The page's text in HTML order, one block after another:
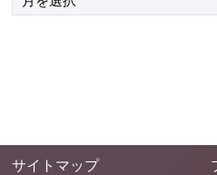
サイトマップ